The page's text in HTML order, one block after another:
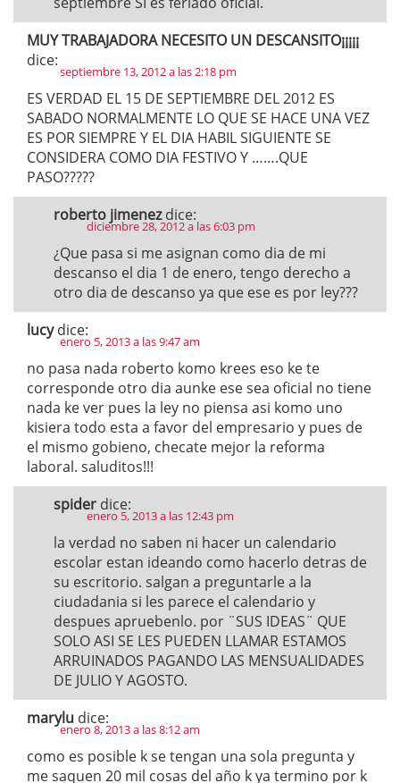
MUY TRABAJADORA NECESITO UN DESCANSITO¡¡¡¡¡
dice:
septiembre 13, 2012 a las 2:18 pm
ES VERDAD EL 15 DE SEPTIEMBRE DEL 2012 ES
SABADO NORMALMENTE LO QUE SE HACE UNA VEZ
ES POR SIEMPRE Y EL DIA HABIL SIGUIENTE SE
CONSIDERA COMO DIA FESTIVO Y …….QUE
PASO?????
roberto jimenez dice:
diciembre 28, 2012 a las 6:03 pm
¿Que pasa si me asignan como dia de mi
descanso el dia 1 de enero, tengo derecho a
otro dia de descanso ya que ese es por ley???
lucy dice:
enero 5, 2013 a las 9:47 am
no pasa nada roberto komo krees eso ke te
corresponde otro dia aunke ese sea oficial no tiene
nada ke ver pues la ley no piensa asi komo uno
kisiera todo esta a favor del empresario y pues de
el mismo gobieno, checate mejor la reforma
laboral. saluditos!!!
spider dice:
enero 5, 2013 a las 12:43 pm
la verdad no saben ni hacer un calendario
escolar estan ideando como hacerlo detras de
su escritorio. salgan a preguntarle a la
ciudadania si les parece el calendario y
despues apruebenlo. por ¨SUS IDEAS¨ QUE
SOLO ASI SE LES PUEDEN LLAMAR ESTAMOS
ARRUINADOS PAGANDO LAS MENSUALIDADES
DE JULIO Y AGOSTO.
marylu dice:
enero 8, 2013 a las 8:12 am
como es posible k se tengan una sola pregunta y
me saquen 20 mil cosas del año k ya termino por k